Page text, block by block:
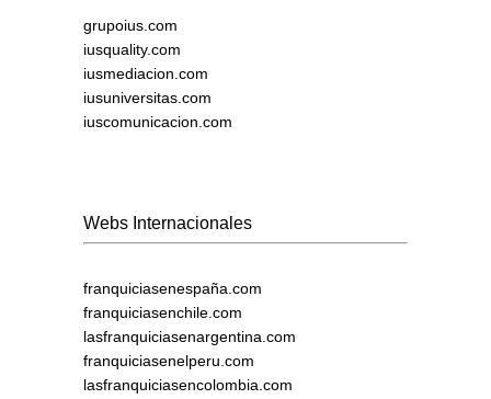
grupoius.com
iusquality.com
iusmediacion.com
iusuniversitas.com
iuscomunicacion.com
Webs Internacionales
franquiciasenespaña.com
franquiciasenchile.com
lasfranquiciasenargentina.com
franquiciasenelperu.com
lasfranquiciasencolombia.com